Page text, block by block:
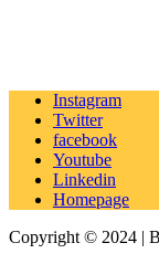
Instagram
Twitter
facebook
Youtube
Linkedin
Homepage
Copyright © 2024 |